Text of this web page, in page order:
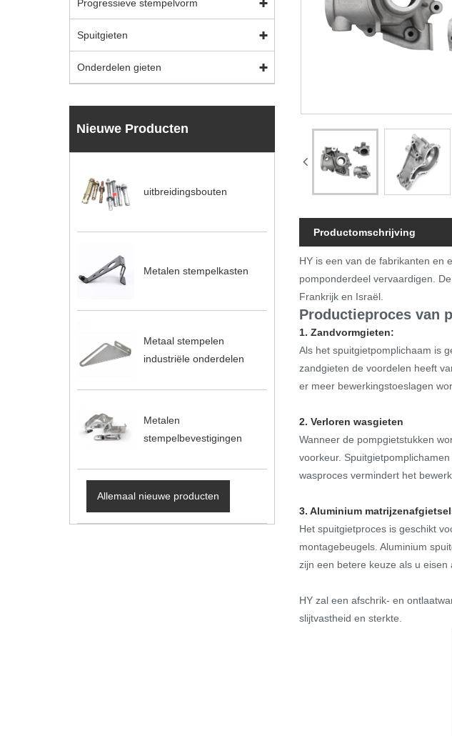
Progressieve stempelvorm
Spuitgieten
Onderdelen gieten
Nieuwe Producten
uitbreidingsbouten
Metalen stempelkasten
Metaal stempelen
industriële onderdelen
Metalen
stempelbevestigingen
Allemaal nieuwe producten
Productomschrijving
HY is een van de fabrikanten en
pomponderdeel vervaardigen.
Frankrijk en Israël.
Productieproces van
1. Zandvormgieten:
Als het spuitgietpomplichaam is
zandgieten de voordelen heeft
er meer bewerkingstoeslagen
2. Verloren wasgieten
Wanneer de pompgietstukken
voorkeur.
wasproces vermindert het
3. Aluminium
Het spuitgietproces is geschikt
montagebeugels. Aluminium
zijn een betere keuze als u eisen
HY zal een afschrik- en
slijtvastheid en sterkte.